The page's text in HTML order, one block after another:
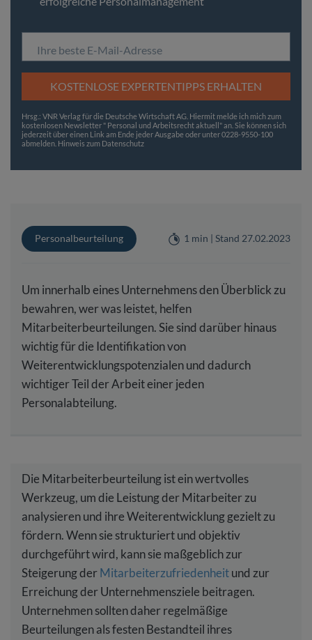
Ihre beste E-Mail-Adresse
KOSTENLOSE EXPERTENTIPPS ERHALTEN
Hrsg.: VNR Verlag für die Deutsche Wirtschaft AG. Hiermit melde ich mich zum
kostenlosen Newsletter " Personal und Arbeitsrecht aktuell" an. Sie können sich
jederzeit über einen Link am Ende jeder Ausgabe oder unter 0228-9550-100
abmelden. Hinweis zum Datenschutz
Personalbeurteilung 1 min | Stand 27.02.2023
Um innerhalb eines Unternehmens den Überblick zu
bewahren, wer was leistet, helfen
Mitarbeiterbeurteilungen. Sie sind darüber hinaus
wichtig für die Identifikation von
Weiterentwicklungspotenzialen und dadurch
wichtiger Teil der Arbeit einer jeden
Personalabteilung.
Die Mitarbeiterbeurteilung ist ein wertvolles
Werkzeug, um die Leistung der Mitarbeiter zu
analysieren und ihre Weiterentwicklung gezielt zu
fördern. Wenn sie strukturiert und objektiv
durchgeführt wird, kann sie maßgeblich zur
Steigerung derMitarbeiterzufriedenheitund zur
Erreichung der Unternehmensziele beitragen.
Unternehmen sollten daher regelmäßige
Beurteilungen als festen Bestandteil ihres